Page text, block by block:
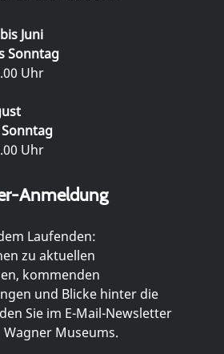
Juni
Sonntag
Uhr
Uhr
Anmeldung
Laufenden:
zu aktuellen
kommenden
und Blicke hinter die
Sie im E-Mail-Newsletter
Wagner Museums.